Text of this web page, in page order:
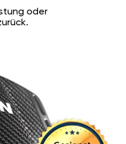
oder